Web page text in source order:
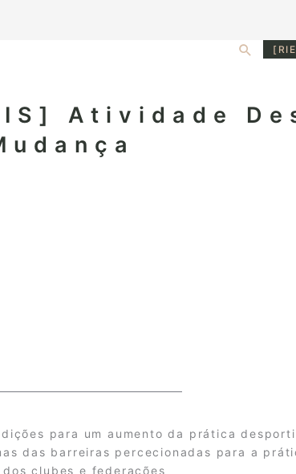
Search
Atividade
para um aumento da prática
das barreiras percecionadas para a
clubes e federações